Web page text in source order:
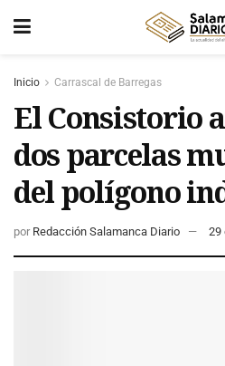
Inicio Carrascal de Barregas
El Consistorio
dos parcelas
del polígono
por Redacción Salamanca Diario 29